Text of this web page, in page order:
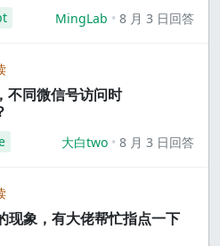
MingLab 8 月 3 日回答
不同微信号访问时
大白two 8 月 3 日回答
现象，有大佬帮忙指点一下